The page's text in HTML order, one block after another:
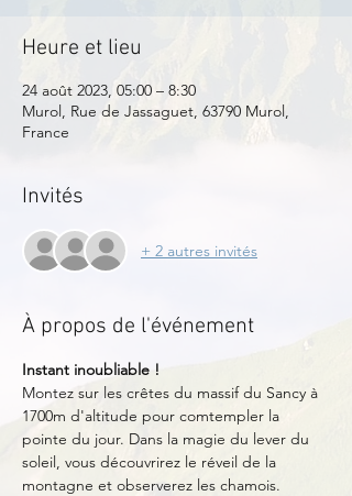
Heure et lieu
24 août 2023, 05:00 – 8:30
Murol, Rue de Jassaguet, 63790 Murol,
France
Invités
+ 2 autres invités
À propos de l'événement
Instant inoubliable !
Montez sur les crêtes du massif du Sancy à
1700m d'altitude pour comtempler la
pointe du jour. Dans la magie du lever du
soleil, vous découvrirez le réveil de la
montagne et observerez les chamois.